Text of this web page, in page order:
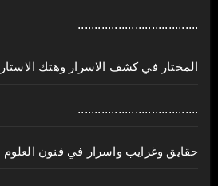
....................................
المختار في كشف الاسرار وهتك الاستار
....................................
حقايق وغرايب واسرار في فنون العلوم